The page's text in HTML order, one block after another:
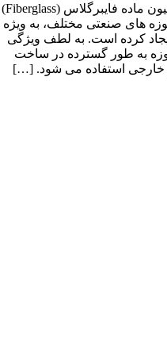
نوآوری در دنیای ساختمان و دکوراسیون ماده فایبرگلاس (Fiberglass)
های صنعتی مختلف، به ویژه
کرده است. به لطف ویژگی
به طور گسترده در ساخت
خارجی استفاده می شود. […]